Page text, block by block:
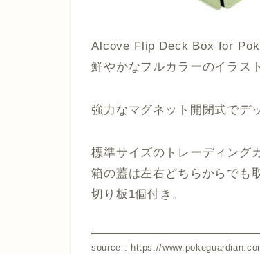
Alcove Flip Deck Box for
鮮やかなフルカラーのイラス
強力なマグネット開閉式でデ
標準サイズのトレーディング
箱の蓋は左右どちらからでも
切り板1個付き。
source : https://